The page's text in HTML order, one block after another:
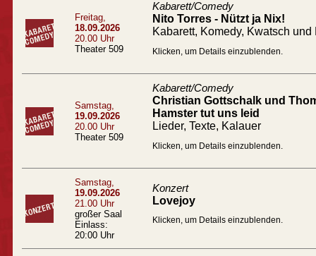
Freitag,
18.09.2026
20.00 Uhr
Theater 509
Kabarett/Comedy
Nito Torres - Nützt ja Nix!
Kabarett, Komedy, Kwatsch und
Klicken, um Details einzublenden.
Samstag,
19.09.2026
20.00 Uhr
Theater 509
Kabarett/Comedy
Christian Gottschalk und
Hamster tut uns leid
Lieder, Texte, Kalauer
Klicken, um Details einzublenden.
Samstag,
19.09.2026
21.00 Uhr
großer Saal
Einlass:
20:00 Uhr
Konzert
Lovejoy
Klicken, um Details einzublenden.